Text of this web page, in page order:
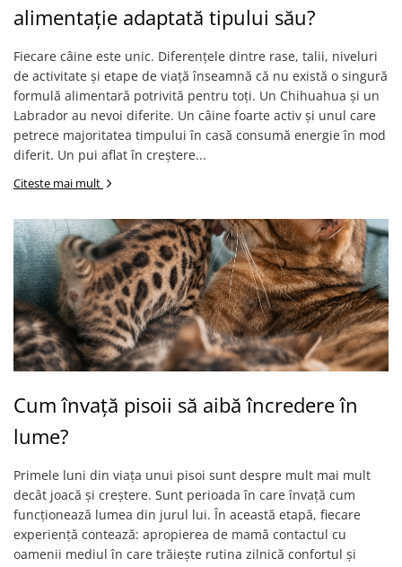
alimentație adaptată tipului său?
Fiecare câine este unic. Diferențele dintre rase, talii, niveluri
de activitate și etape de viață înseamnă că nu există o singură
formulă alimentară potrivită pentru toți. Un Chihuahua și un
Labrador au nevoi diferite. Un câine foarte activ și unul care
petrece majoritatea timpului în casă consumă energie în mod
diferit. Un pui aflat în creștere...
Citeste mai mult
Cum învață pisoii să aibă încredere în
lume?
Primele luni din viața unui pisoi sunt despre mult mai mult
decât joacă și creștere. Sunt perioada în care învață cum
funcționează lumea din jurul lui. În această etapă, fiecare
experiență contează: apropierea de mamă contactul cu
oamenii mediul în care trăiește rutina zilnică confortul și